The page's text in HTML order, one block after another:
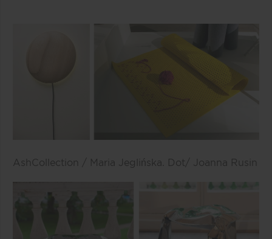
AshCollection / Maria Jeglińska. Dot/ Joanna Rusin